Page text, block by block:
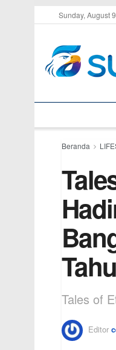
Sunday, August
Beranda
Tales of
Editor